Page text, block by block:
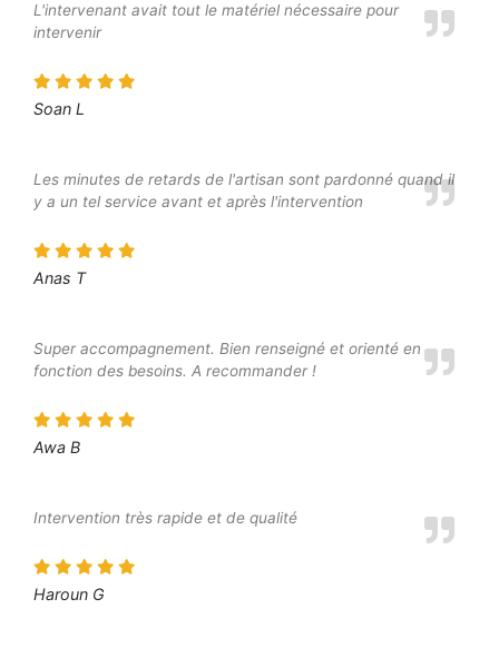
L'intervenant avait tout le matériel nécessaire pour
intervenir
Soan L
Les minutes de retards de l'artisan sont pardonné quand il
y a un tel service avant et après l'intervention
Anas T
Super accompagnement. Bien renseigné et orienté en
fonction des besoins. A recommander !
Awa B
Intervention très rapide et de qualité
Haroun G